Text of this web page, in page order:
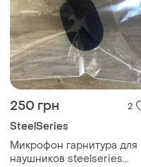
250 грн 2
SteelSeries
Микрофон гарнитура для
наушников steelseries